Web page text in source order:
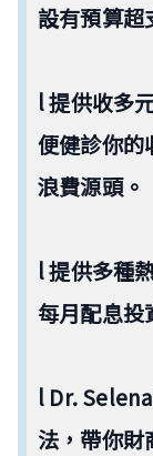
設有預算超
l 提供收多
便健診你的
浪費源頭。
l 提供多種
每月配息投
l Dr.
法，帶你財